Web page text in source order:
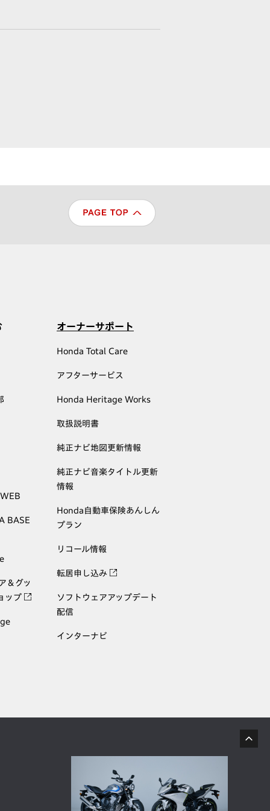
BASE
＆グッ
ップ
オーナーサポート
Honda Total Care
アフターサービス
Honda Heritage Works
取扱説明書
純正ナビ地図更新情報
純正ナビ音楽タイトル更新
情報
Honda自動車保険あんしん
プラン
リコール情報
転居申し込み
ソフトウェアアップデート
配信
インターナビ